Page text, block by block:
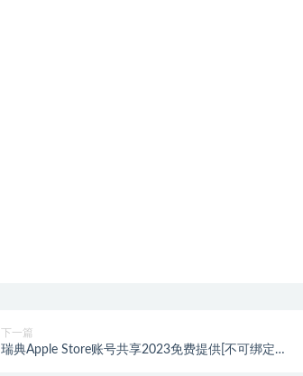
下一篇
瑞典Apple Store账号共享2023免费提供[不可绑定